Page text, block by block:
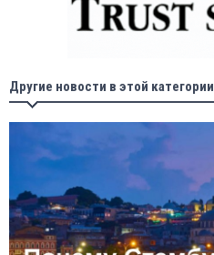
Другие новости в этой категории